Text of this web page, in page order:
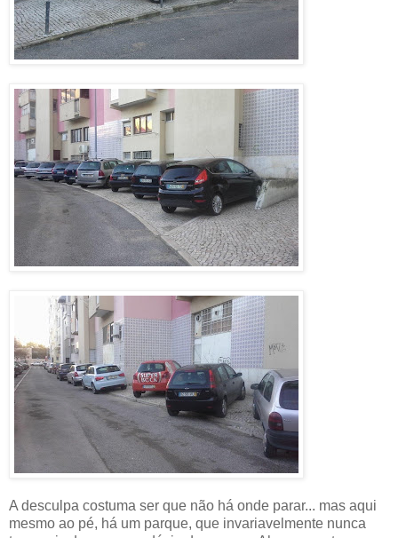
A desculpa costuma ser que não há onde parar... mas aqui
mesmo ao pé, há um parque, que invariavelmente nunca